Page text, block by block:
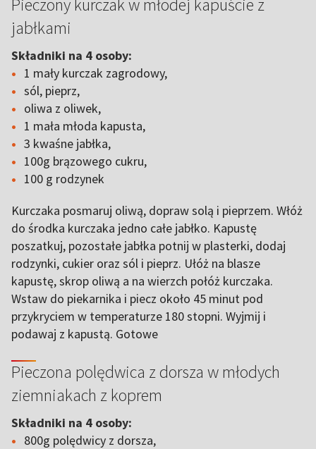
Pieczony kurczak w młodej kapuście z
jabłkami
Składniki na 4 osoby:
1 mały kurczak zagrodowy,
sól, pieprz,
oliwa z oliwek,
1 mała młoda kapusta,
3 kwaśne jabłka,
100g brązowego cukru,
100 g rodzynek
Kurczaka posmaruj oliwą, dopraw solą i pieprzem. Włóż
do środka kurczaka jedno całe jabłko. Kapustę
poszatkuj, pozostałe jabłka potnij w plasterki, dodaj
rodzynki, cukier oraz sól i pieprz. Ułóż na blasze
kapustę, skrop oliwą a na wierzch połóż kurczaka.
Wstaw do piekarnika i piecz około 45 minut pod
przykryciem w temperaturze 180 stopni. Wyjmij i
podawaj z kapustą. Gotowe
Pieczona polędwica z dorsza w młodych
ziemniakach z koprem
Składniki na 4 osoby:
800g polędwicy z dorsza,